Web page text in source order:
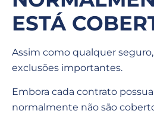
ESTÁ
Assim como qualquer
exclusões importantes.
Embora cada contrato
normalmente não são